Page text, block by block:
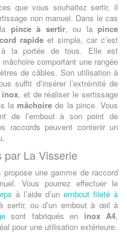
que vous souhaitez sertir, il
non manuel. Dans le cas
pince à sertir, ou la pince
rapideet simple, car c’est
la portée de tous. Elle est
comportant une rangée
de câbles. Son utilisation à
suffit d’insérer l’extrémité de
inox, et de réaliser le sertissage
lamâchoire de la pince. Vous
de l’embout à son point de
raccords peuvent contenir un
par La Visserie
une gamme de raccord
Vous pourrez effectuer le
à l’aide d’un embout fileté à
sertir, ou d’un embout à œil à
sont fabriqués en inox A4,
pour une utilisation extérieure.